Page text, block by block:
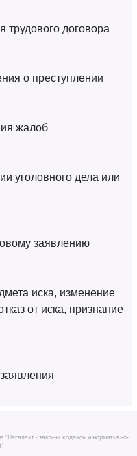
договора
о преступлении
жалоб
уголовного дела или
заявлению
иска, изменение
от иска, признание
"Легалакт - законы, кодексы и нормативно-